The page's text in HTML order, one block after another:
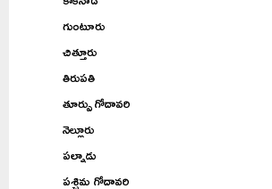
గుంటూరు
చిత్తూరు
తిరుపతి
తూర్పు గోదావరి
నెల్లూరు
పల్నాడు
పశ్చిమ గోదావరి